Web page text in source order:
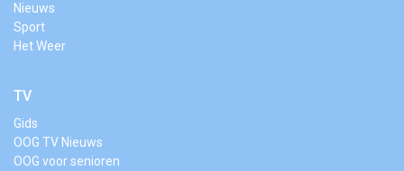
Nieuws
Sport
Het Weer
TV
Gids
OOG TV Nieuws
OOG voor senioren